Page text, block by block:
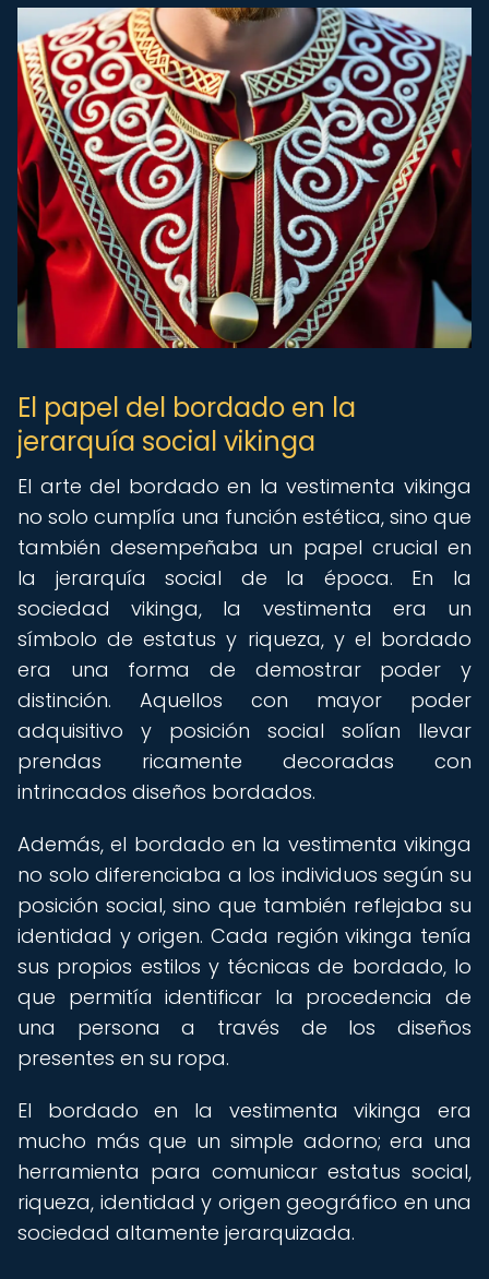
El papel del bordado en la
jerarquía social vikinga
El arte del bordado en la vestimenta vikinga
no solo cumplía una función estética, sino que
también desempeñaba un papel crucial en
la jerarquía social de la época. En la
sociedad vikinga, la vestimenta era un
símbolo de estatus y riqueza, y el bordado
era una forma de demostrar poder y
distinción. Aquellos con mayor poder
adquisitivo y posición social solían llevar
prendas ricamente decoradas con
intrincados diseños bordados.
Además, el bordado en la vestimenta vikinga
no solo diferenciaba a los individuos según su
posición social, sino que también reflejaba su
identidad y origen. Cada región vikinga tenía
sus propios estilos y técnicas de bordado, lo
que permitía identificar la procedencia de
una persona a través de los diseños
presentes en su ropa.
El bordado en la vestimenta vikinga era
mucho más que un simple adorno; era una
herramienta para comunicar estatus social,
riqueza, identidad y origen geográfico en una
sociedad altamente jerarquizada.